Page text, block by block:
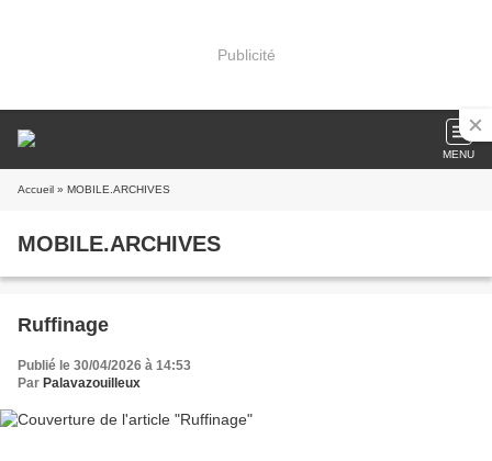
Publicité
MENU
Accueil » MOBILE.ARCHIVES
MOBILE.ARCHIVES
Ruffinage
Publié le 30/04/2026 à 14:53
Par Palavazouilleux